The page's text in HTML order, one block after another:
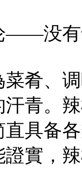
——没有
肴、
青。
具备
證實，